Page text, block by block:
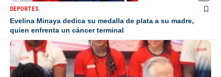
DEPORTES
Evelina Minaya dedica su medalla de plata a su madre,
quien enfrenta un cáncer terminal